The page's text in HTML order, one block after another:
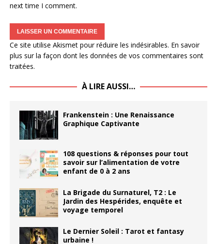
next time I comment.
Ce site utilise Akismet pour réduire les indésirables. En savoir
plus sur la façon dont les données de vos commentaires sont
traitées.
À LIRE AUSSI…
Frankenstein : Une Renaissance
Graphique Captivante
108 questions & réponses pour tout
savoir sur l’alimentation de votre
enfant de 0 à 2 ans
La Brigade du Surnaturel, T2 : Le
Jardin des Hespérides, enquête et
voyage temporel
Le Dernier Soleil : Tarot et fantasy
urbaine !